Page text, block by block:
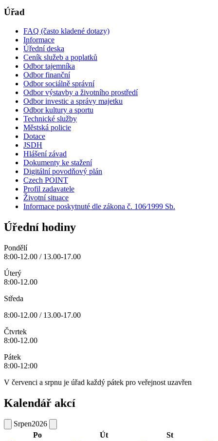
Úřad
FAQ (často kladené dotazy)
Informace
Úřední deska
Ceník služeb a poplatků
Odbor tajemníka
Odbor finanční
Odbor sociálně správní
Odbor výstavby a životního prostředí
Odbor investic a správy majetku
Odbor kultury a sportu
Technické služby
Městská policie
Dotace
JSDH
Hlášení závad
Dokumenty ke stažení
Digitální povodňový plán
Czech POINT
Profil zadavatele
Životní situace
Informace poskytnuté dle zákona č. 106⁄1999 Sb.
Úřední hodiny
Pondělí
8:00-12.00 / 13.00-17.00
Úterý
8:00-12.00
Středa
8:00-12.00 / 13.00-17.00
Čtvrtek
8:00-12.00
Pátek
8:00-12:00
V červenci a srpnu je úřad každý pátek pro veřejnost uzavřen
Kalendář akcí
Srpen2026
Po
Út
St